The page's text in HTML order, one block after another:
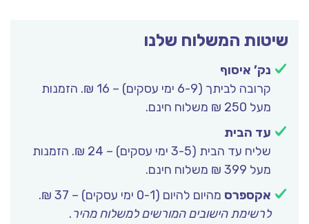
שיטות המשלוח שלנו
נק’ איסוף
קרובה לביתך (6-9 ימי עסקים) – 16 ₪. הזמנות
מעל 250 ₪ משלוח חינם.
עד הבית
שליח עד הבית (3-5 ימי עסקים) – 24 ₪. הזמנות
מעל 399 ₪ משלוח חינם.
אקספרס מהיום להיום (0-1 ימי עסקים) – 37 ₪.
לרשימת הישובים המורשים למשלוח מהיר.